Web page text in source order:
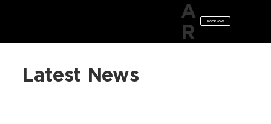
A
R
BOOK NOW
Latest News